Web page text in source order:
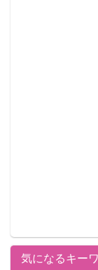
気になるキー